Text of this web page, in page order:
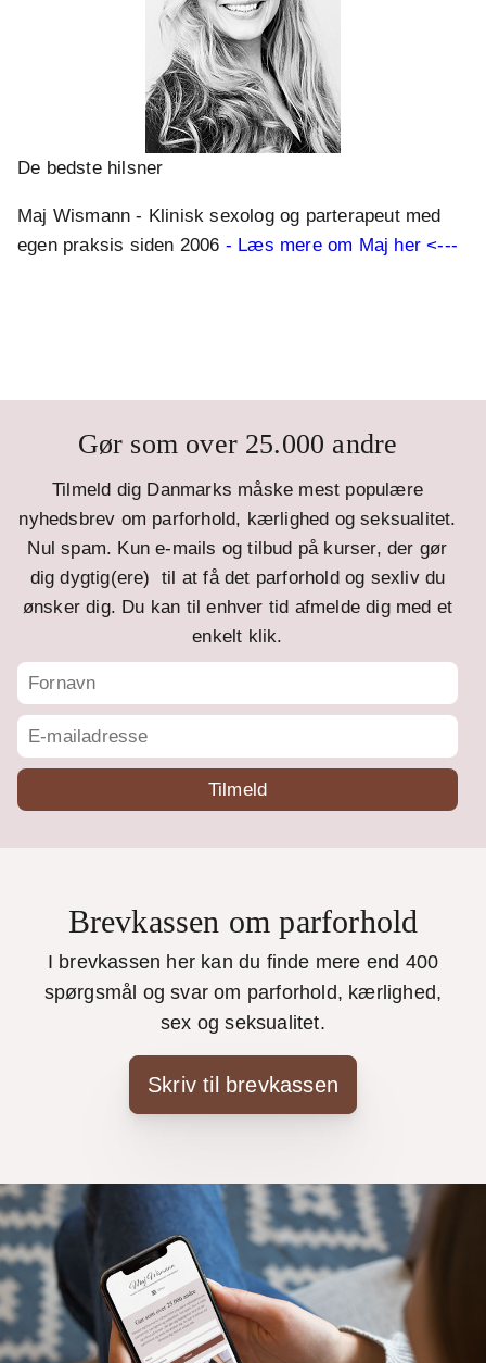
De bedste hilsner
Maj Wismann - Klinisk sexolog og parterapeut med
egen praksis siden 2006 - Læs mere om Maj her <---
Gør som over 25.000 andre
Tilmeld dig Danmarks måske mest populære
nyhedsbrev om parforhold, kærlighed og seksualitet.
Nul spam. Kun e-mails og tilbud på kurser, der gør
dig dygtig(ere) til at få det parforhold og sexliv du
ønsker dig. Du kan til enhver tid afmelde dig med et
enkelt klik.
Brevkassen om parforhold
I brevkassen her kan du finde mere end 400
spørgsmål og svar om parforhold, kærlighed,
sex og seksualitet.
Skriv til brevkassen